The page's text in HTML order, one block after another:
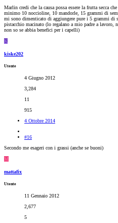
Marlin credi che la causa possa essere la frutta secca
minimo 10 noccioline, 10 mandorle, 15 grammi di
mi sono dimenticato di aggiungere pure i 5 grammi
pistacchio macinato (lo regalano a mio padre a lavoro,
non so se abbia benefici per i capelli)
K
kiske202
Utente
4 Giugno 2012
3,284
11
915
4 Ottobre 2014
#16
Secondo me esageri con i grassi (anche se buoni)
M
mattafix
Utente
11 Gennaio 2012
2,677
5